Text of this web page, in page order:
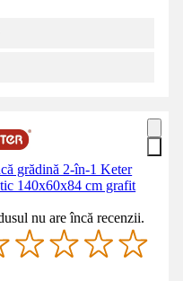
grădină 2-în-1 Keter
140x60x84 cm grafit
nu are încă recenzii.